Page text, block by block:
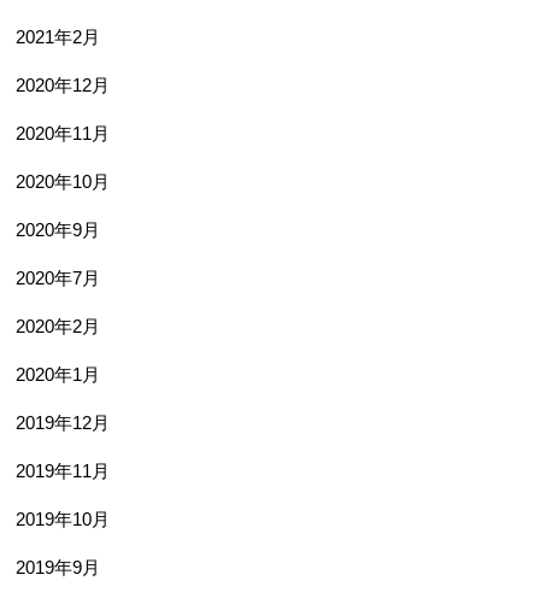
2021年2月
2020年12月
2020年11月
2020年10月
2020年9月
2020年7月
2020年2月
2020年1月
2019年12月
2019年11月
2019年10月
2019年9月